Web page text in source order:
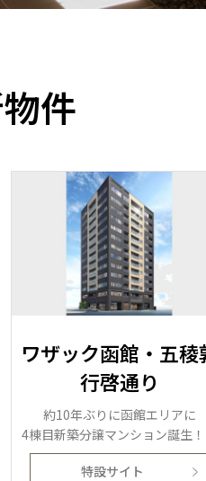
件
ワザック函館・五稜
行啓通り
約10年ぶりに函館エリアに
4棟目新築分譲マンション誕生
特設サイト
予定地の方でも
店舗にお問合せください。
す。お気軽にご相談ください。